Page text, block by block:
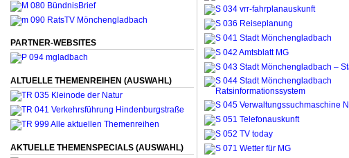
PARTNER-WEBSITES
ALTUELLE THEMENREIHEN (AUSWAHL)
AKTUELLE THEMENSPECIALS (AUSWAHL)